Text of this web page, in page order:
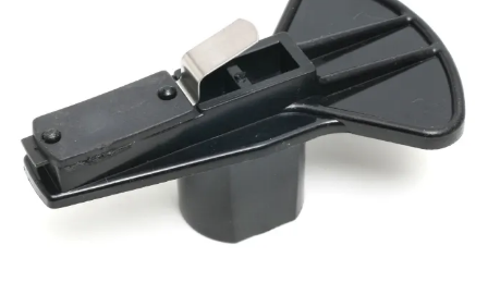
Motor/Styring
Fortøyning